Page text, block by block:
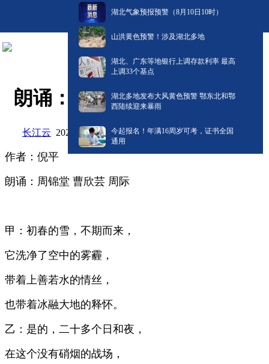
湖北气象预报预警（8月10日10时）
山洪黄色预警！涉及湖北多地
湖北、广东等地银行上调存款利率 最高
上调33个基点
湖北多地发布大风黄色预警 鄂东北和鄂
西陆续迎来暴雨
今起报名！年满16周岁可考，证书全国
通用
朗诵：《春雪在下》
长江云 2020-03-16 14:17阅读:0
作者：倪平
朗诵： 周锦堂 曹欣芸 周际
甲：初春的雪，不期而来，
它洗净了空中的雾霾，
带着上善若水的情丝，
也带着冰融大地的释怀。
乙：是的，二十多个日和夜，
在这个没有硝烟的战场，